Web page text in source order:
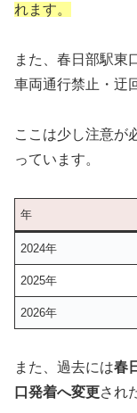
れます。
また、春日部駅東
車両通行禁止・迂
ここは少し注意が
っています。
年
2024年
2025年
2026年
また、過去には春
口発着へ変更され